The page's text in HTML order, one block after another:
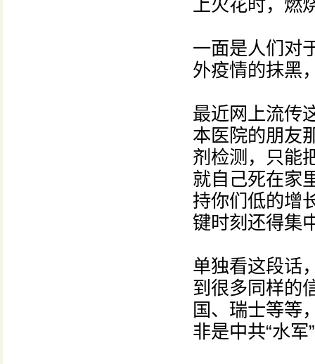
上火花时，燃
一面是人们对
外疫情的抹黑
最近网上流传
本医院的朋友
剂检测，只能
就自己死在家
持你们低的增
键时刻还得集
单独看这段话
到很多同样的
国、瑞士等等
非是中共“水军